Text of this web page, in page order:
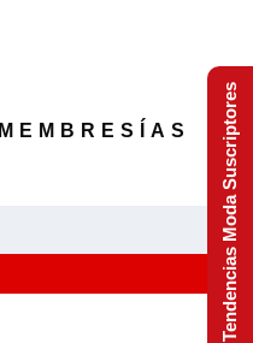
MEMBRESÍAS Tendencias Moda Suscriptores